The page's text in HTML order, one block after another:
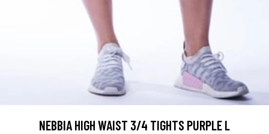
NEBBIA HIGH WAIST 3/4 TIGHTS PURPLE L